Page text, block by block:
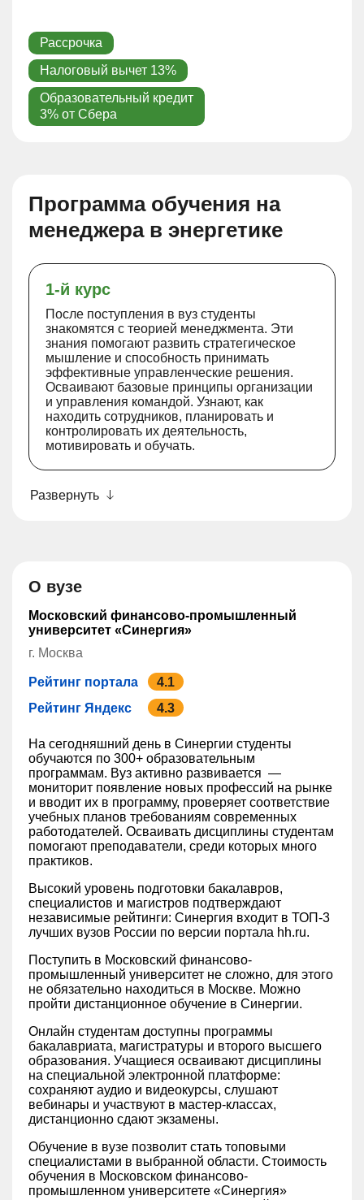
Рассрочка
Налоговый вычет 13%
Образовательный кредит
3% от Сбера
Программа обучения на
менеджера в энергетике
1-й курс
После поступления в вуз студенты
знакомятся с теорией менеджмента. Эти
знания помогают развить стратегическое
мышление и способность принимать
эффективные управленческие решения.
Осваивают базовые принципы организации
и управления командой. Узнают, как
находить сотрудников, планировать и
контролировать их деятельность,
мотивировать и обучать.
Развернуть
О вузе
Московский финансово-промышленный
университет «Синергия»
г. Москва
Рейтинг портала
4.1
Рейтинг Яндекс
4.3
На сегодняшний день в ‎Синергии студенты‎
обучаются по 300+ образовательным
программам. Вуз активно развивается —
мониторит появление новых профессий на рынке
и вводит их в программу, проверяет соответствие
учебных планов требованиям современных
работодателей. Осваивать дисциплины студентам
помогают преподаватели, среди которых много
практиков.
Высокий уровень подготовки бакалавров,
специалистов и магистров подтверждают
независимые рейтинги: ‎Синергия входит в ТОП-3
лучших вузов России по версии портала hh.ru.
Поступить в Московский финансово-
промышленный университет не сложно, для этого
не обязательно находиться в Москве. Можно
пройти дистанционное обучение в Синергии.
Онлайн студентам доступны программы
бакалавриата, магистратуры и второго высшего
образования. Учащиеся осваивают дисциплины
на специальной электронной платформе:
сохраняют аудио и видеокурсы, слушают
вебинары и участвуют в мастер-классах,
дистанционно сдают экзамены.
Обучение в вузе позволит стать топовыми
специалистами в выбранной области. Стоимость
обучения в Московском финансово-
промышленном университете «‎Синергия»‎